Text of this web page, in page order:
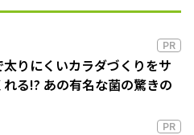
PR
りにくいカラダづくりをサ
る!? あの有名な菌の驚きの
PR